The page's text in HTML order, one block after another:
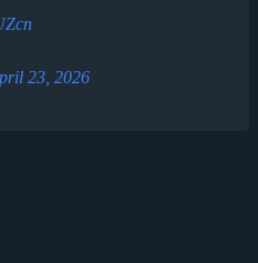
23, 2026